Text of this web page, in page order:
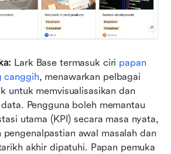
Lark Base termasuk ciri papan
canggih, menawarkan pelbagai
untuk memvisualisasikan dan
Pengguna boleh memantau
utama (KPI) secara masa nyata,
pengenalpastian awal masalah dan
akhir dipatuhi. Papan pemuka